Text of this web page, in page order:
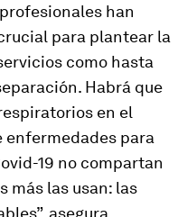
han
para plantear la
como hasta
Habrá que
en el
enfermedades para
19 no compartan
más las usan: las
asegura